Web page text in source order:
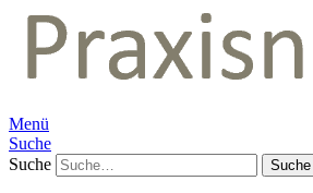
Menü
Suche
Suche